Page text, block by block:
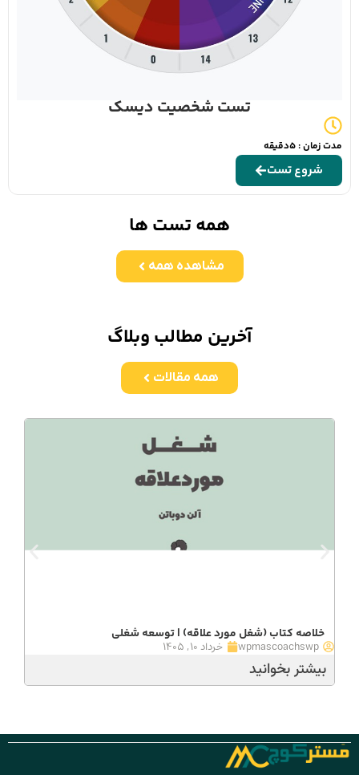
تست شخصیت دیسک
مدت زمان : 5دقیقه
شروع تست
همه تست ها
مشاهده همه
آخرین مطالب وبلاگ
همه مقالات
خلاصه کتاب (شغل مورد علاقه) | توسعه شغلی
wpmascoachswp خرداد ۱۰, ۱۴۰۵
بیشتر بخوانید